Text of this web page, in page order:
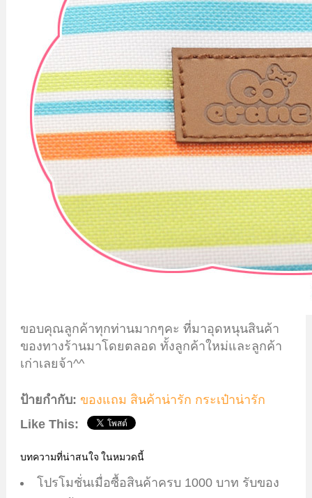
ขอบคุณลูกค้าทุกท่านมากๆคะ ที่มาอุดหนุนสินค้า
ของทางร้านมาโดยตลอด ทั้งลูกค้าใหม่และลูกค้า
เก่าเลยจ้า^^
ป้ายกำกับ: ของแถม สินค้าน่ารัก กระเป๋าน่ารัก
Like This:
บทความที่น่าสนใจ ในหมวดนี้
โปรโมชั่นเมื่อซื้อสินค้าครบ 1000 บาท รับของ